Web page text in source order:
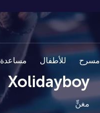
مسرح للأطفال مساعدة
Xolidayboy
مغنٍّ